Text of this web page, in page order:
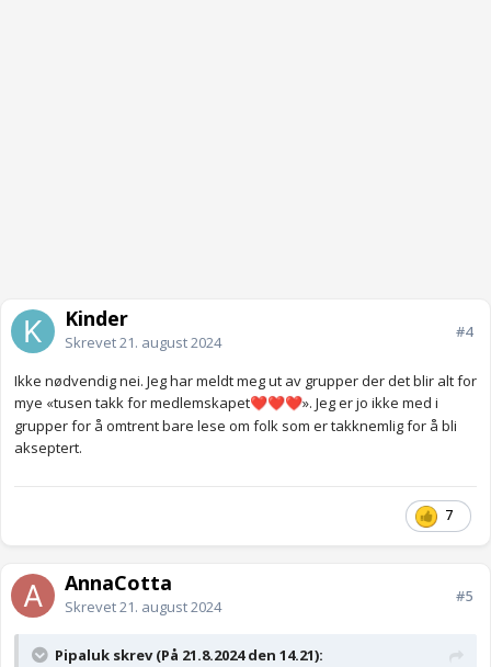
Kinder
Skrevet21. august 2024
#4
Ikke nødvendig nei. Jeg har meldt meg ut av grupper der det blir alt for
mye «tusen takk for medlemskapet❤️❤️❤️». Jeg er jo ikke med i
grupper for å omtrent bare lese om folk som er takknemlig for å bli
akseptert.
7
AnnaCotta
Skrevet21. august 2024
#5
Pipaluk skrev (På 21.8.2024 den 14.21):